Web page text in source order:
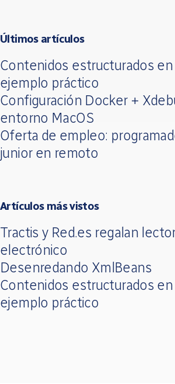
Últimos artículos
Contenidos estructurados
ejemplo práctico
Configuración Docker +
entorno MacOS
Oferta de empleo:
junior en remoto
Artículos más vistos
Tractis y Red.es regalan
electrónico
Desenredando XmlBeans
Contenidos estructurados
ejemplo práctico